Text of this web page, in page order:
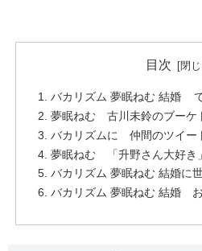
目次
バカリズム 夢眠ねむ 結婚
夢眠ねむ 古川未鈴のブーケ
バカリズムに 仲間のツイー
夢眠ねむ 「升野さん大好
バカリズム 夢眠ねむ 結婚に
バカリズム 夢眠ねむ 結婚